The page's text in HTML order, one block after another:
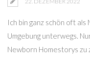
Ich bin ganz schön oft
Umgebung unterwegs.
Newborn Homestorys zu